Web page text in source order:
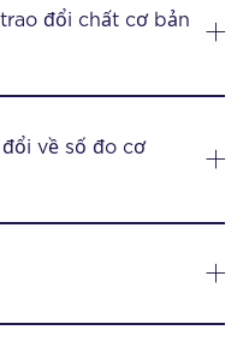
đổi chất cơ bản
về số đo cơ